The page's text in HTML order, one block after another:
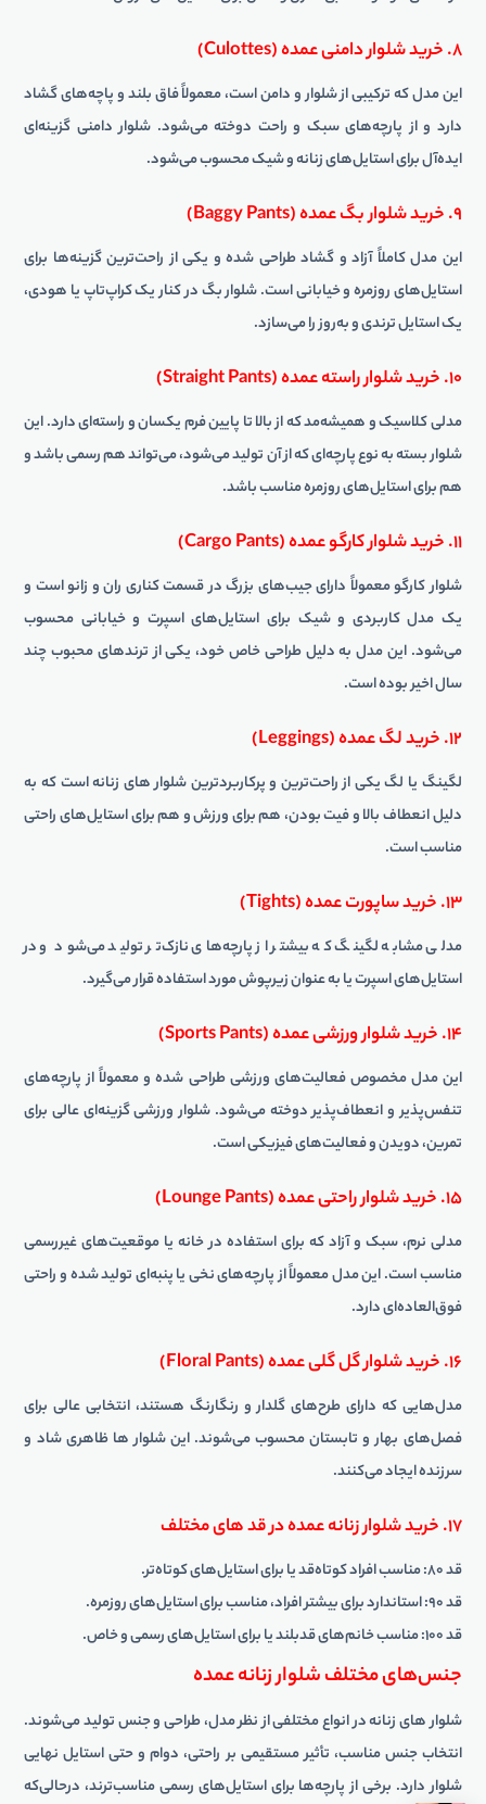
۸. خرید شلوار دامنی عمده (Culottes)
این مدل که ترکیبی از شلوار و دامن است، معمولاً فاق بلند و پاچه‌های گشاد
دارد و از پارچه‌های سبک و راحت دوخته می‌شود. شلوار دامنی گزینه‌ای
ایده‌آل برای استایل‌های زنانه و شیک محسوب می‌شود.
۹. خرید شلوار بگ عمده (Baggy Pants)
این مدل کاملاً آزاد و گشاد طراحی شده و یکی از راحت‌ترین گزینه‌ها برای
استایل‌های روزمره و خیابانی است. شلوار بگ در کنار یک کراپ‌تاپ یا هودی،
یک استایل ترندی و به‌روز را می‌سازد.
۱۰. خرید شلوار راسته عمده (Straight Pants)
مدلی کلاسیک و همیشه‌مد که از بالا تا پایین فرم یکسان و راسته‌ای دارد. این
شلوار بسته به نوع پارچه‌ای که از آن تولید می‌شود، می‌تواند هم رسمی باشد و
هم برای استایل‌های روزمره مناسب باشد.
۱۱. خرید شلوار کارگو عمده (Cargo Pants)
شلوار کارگو معمولاً دارای جیب‌های بزرگ در قسمت کناری ران و زانو است و
یک مدل کاربردی و شیک برای استایل‌های اسپرت و خیابانی محسوب
می‌شود. این مدل به دلیل طراحی خاص خود، یکی از ترندهای محبوب چند
سال اخیر بوده است.
۱۲. خرید لگ عمده (Leggings)
لگینگ یا لگ یکی از راحت‌ترین و پرکاربردترین شلوار های زنانه است که به
دلیل انعطاف بالا و فیت بودن، هم برای ورزش و هم برای استایل‌های راحتی
مناسب است.
۱۳. خرید ساپورت عمده (Tights)
مدلی مشابه لگینگ که بیشتر از پارچه‌های نازک‌تر تولید می‌شود و در
استایل‌های اسپرت یا به عنوان زیرپوش مورد استفاده قرار می‌گیرد.
۱۴. خرید شلوار ورزشی عمده (Sports Pants)
این مدل مخصوص فعالیت‌های ورزشی طراحی شده و معمولاً از پارچه‌های
تنفس‌پذیر و انعطاف‌پذیر دوخته می‌شود. شلوار ورزشی گزینه‌ای عالی برای
تمرین، دویدن و فعالیت‌های فیزیکی است.
۱۵. خرید شلوار راحتی عمده (Lounge Pants)
مدلی نرم، سبک و آزاد که برای استفاده در خانه یا موقعیت‌های غیررسمی
مناسب است. این مدل معمولاً از پارچه‌های نخی یا پنبه‌ای تولید شده و راحتی
فوق‌العاده‌ای دارد.
۱۶. خرید شلوار گل گلی عمده (Floral Pants)
مدل‌هایی که دارای طرح‌های گلدار و رنگارنگ هستند، انتخابی عالی برای
فصل‌های بهار و تابستان محسوب می‌شوند. این شلوار ها ظاهری شاد و
سرزنده ایجاد می‌کنند.
۱۷. خرید شلوار زنانه عمده در قد های مختلف
قد ۸۰: مناسب افراد کوتاه‌قد یا برای استایل‌های کوتاه‌تر.
قد ۹۰: استاندارد برای بیشتر افراد، مناسب برای استایل‌های روزمره.
قد ۱۰۰: مناسب خانم‌های قدبلند یا برای استایل‌های رسمی و خاص.
جنس‌های مختلف شلوار زنانه عمده
شلوار های زنانه در انواع مختلفی از نظر مدل، طراحی و جنس تولید می‌شوند.
انتخاب جنس مناسب، تأثیر مستقیمی بر راحتی، دوام و حتی استایل نهایی
شلوار دارد. برخی از پارچه‌ها برای استایل‌های رسمی مناسب‌ترند، درحالی‌که